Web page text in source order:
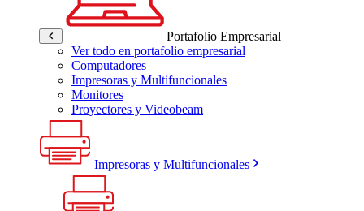
Portafolio Empresarial
Ver todo en portafolio empresarial
Computadores
Impresoras y Multifuncionales
Monitores
Proyectores y Videobeam
Impresoras y Multifuncionales